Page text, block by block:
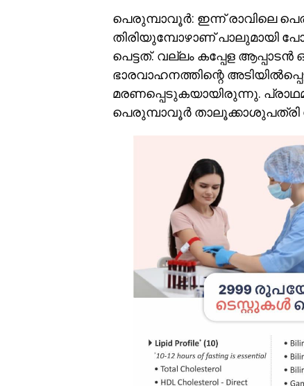
പെരുമ്പാവൂർ: ഇന്ന് രാവിലെ
തിരിയുമ്പോഴാണ് പാലുമായി
പെട്ടത്. വല്ലം കപ്പേള
ഭാരവാഹനത്തിന്റെ
മരണപ്പെടുകയായിരുന്നു.
പെരുമ്പാവൂർ താലൂക്കാശുപത്രി